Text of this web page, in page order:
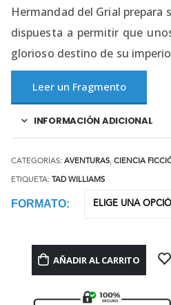
Hermandad del Grial prepara
dispuesta a permitir que
glorioso destino de su
Leer un Fragmento
INFORMACIÓN ADICIONAL
CATEGORÍAS: AVENTURAS, CIENCIA
ETIQUETA: TAD WILLIAMS
FORMATO
AÑADIR AL CARRITO